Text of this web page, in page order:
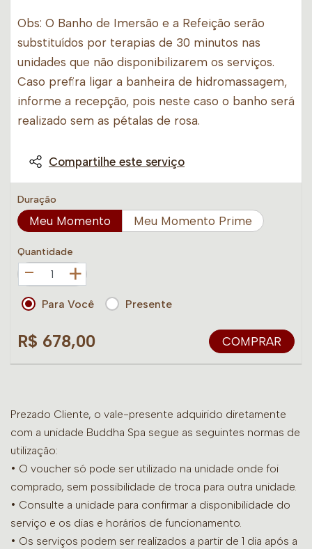
Obs: O Banho de Imersão e a Refeição serão
substituídos por terapias de 30 minutos nas
unidades que não disponibilizarem os serviços.
Caso prefira ligar a banheira de hidromassagem,
informe a recepção, pois neste caso o banho será
realizado sem as pétalas de rosa.
Compartilhe este serviço
Duração
Meu Momento Meu Momento Prime
Quantidade
+
Para Você Presente
R$ 678,00 COMPRAR
Prezado Cliente, o vale-presente adquirido diretamente
com a unidade Buddha Spa segue as seguintes normas de
utilização:
• O voucher só pode ser utilizado na unidade onde foi
comprado, sem possibilidade de troca para outra unidade.
• Consulte a unidade para confirmar a disponibilidade do
serviço e os dias e horários de funcionamento.
• Os serviços podem ser realizados a partir de 1 dia após a